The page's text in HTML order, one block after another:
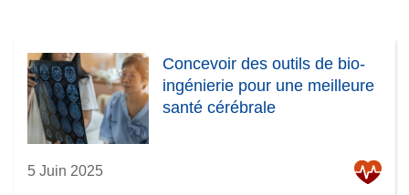
Concevoir des outils de bio-
ingénierie pour une meilleure
santé cérébrale
5 Juin 2025